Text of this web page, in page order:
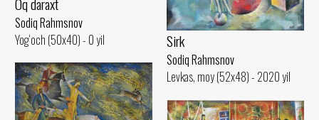
Sodiq Rahmsnov
Yog‘och (50x40) - 0 yil
Sirk
Sodiq Rahmsnov
Levkas, moy (52x48) - 2020 yil